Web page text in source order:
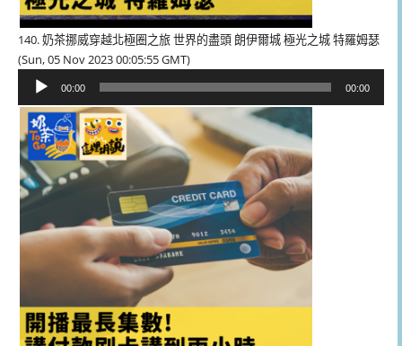
140. 奶茶挪威穿越北極圈之旅 世界的盡頭 朗伊爾城 極光之城 特羅姆瑟
(Sun, 05 Nov 2023 00:05:55 GMT)
播
放
器
00:00 00:00